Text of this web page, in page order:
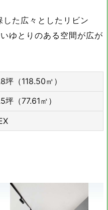
た広々としたリビン
ゆとりのある空間が広が
坪（118.50㎡）
坪（77.61㎡）